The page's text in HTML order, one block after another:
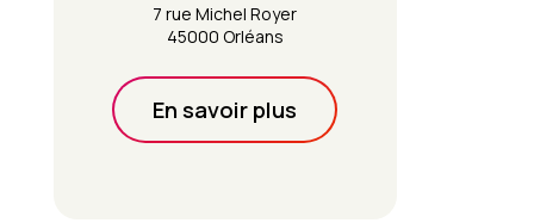
7 rue Michel Royer
45000 Orléans
En savoir plus